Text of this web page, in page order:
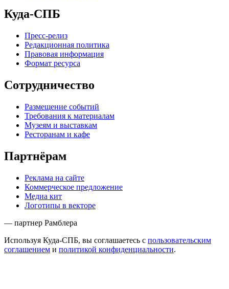
Куда-СПБ
Пресс-релиз
Редакционная политика
Правовая информация
Формат ресурса
Сотрудничество
Размещение событий
Требования к материалам
Музеям и выставкам
Ресторанам и кафе
Партнёрам
Реклама на сайте
Коммерческое предложение
Медиа кит
Логотипы в векторе
— партнер Рамблера
Используя Куда-СПБ, вы соглашаетесь с пользовательским
соглашением и политикой конфиденциальности.